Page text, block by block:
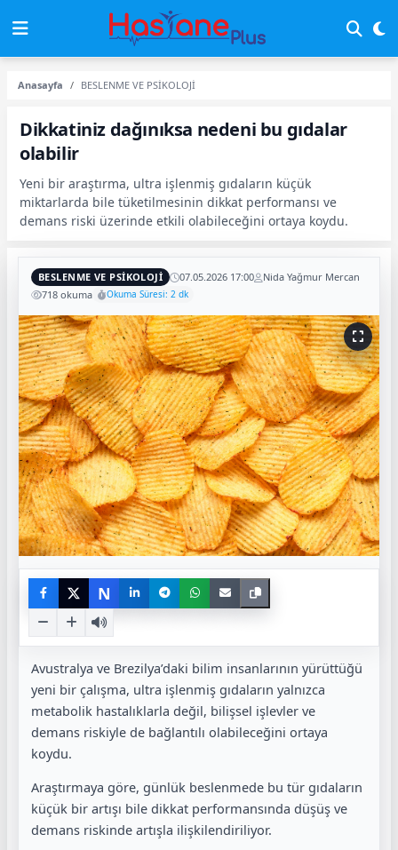
Anasayfa BESLENME VE PSİKOLOJİ
Dikkatiniz dağınıksa nedeni bu gıdalar
olabilir
Yeni bir araştırma, ultra işlenmiş gıdaların küçük
miktarlarda bile tüketilmesinin dikkat performansı ve
demans riski üzerinde etkili olabileceğini ortaya koydu.
BESLENME VE PSİKOLOJİ 07.05.2026 17:00
Nida Yağmur Mercan
718 okuma
Okuma Süresi: 2 dk
N
Avustralya ve Brezilya’daki bilim insanlarının yürüttüğü
yeni bir çalışma, ultra işlenmiş gıdaların yalnızca
metabolik hastalıklarla değil, bilişsel işlevler ve
demans riskiyle de bağlantılı olabileceğini ortaya
koydu.
Araştırmaya göre, günlük beslenmede bu tür gıdaların
küçük bir artışı bile dikkat performansında düşüş ve
demans riskinde artışla ilişkilendiriliyor.